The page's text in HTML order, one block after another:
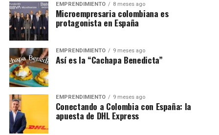
EMPRENDIMIENTO 8 meses ago
Microempresaria colombiana es
protagonista en España
EMPRENDIMIENTO 9 meses ago
Así es la “Cachapa Benedicta”
EMPRENDIMIENTO 9 meses ago
Conectando a Colombia con España: la
apuesta de DHL Express